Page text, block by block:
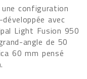
configuration
avec
Light Fusion 950
angle de 50
60 mm pensé